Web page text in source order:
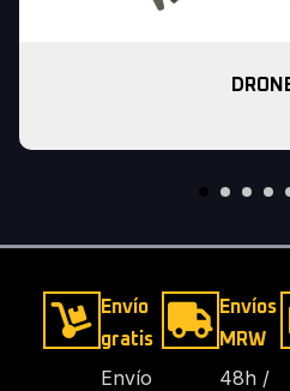
Envío
gratis
Envío
Envíos
MRW
48h /